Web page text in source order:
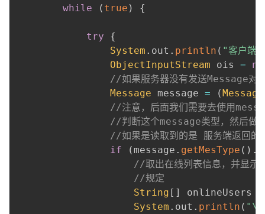
while
( true ) {
try
{
System . out . println ( "客户端
ObjectInputStream ois =
//如果服务器没有发送Message对
Message message = (Message
//注意，后面我们需要去使用
//判断这个message类型，然后做
//如果是读取到的是 服务端返回的
if
( message . getMesType ( ) .
//取出在线列表信息，并显示
//规定
String [ ] onlineUsers
System . out . println (